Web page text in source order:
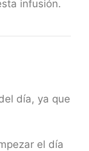
infusión.
día, ya que
el día